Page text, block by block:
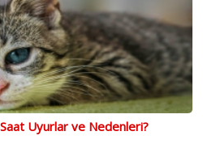
Uyurlar ve Nedenleri?